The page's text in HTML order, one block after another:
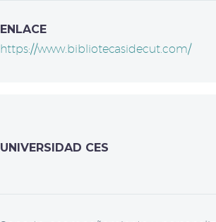
ENLACE
https://www.bibliotecasidecut.com/
UNIVERSIDAD CES